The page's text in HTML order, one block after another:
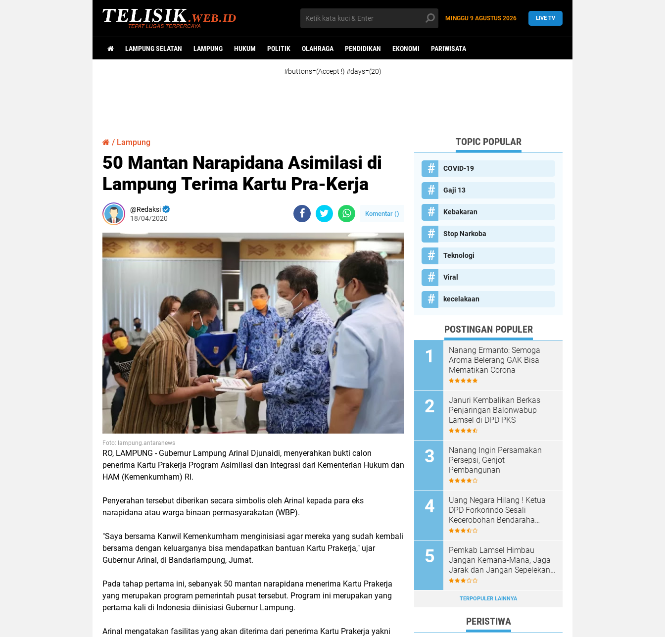
MINGGU 9 AGUSTUS 2026 LIVE TV
LAMPUNG SELATAN LAMPUNG HUKUM POLITIK OLAHRAGA PENDIDIKAN EKONOMI PARIWISATA
#buttons=(Accept !) #days=(20)
/ Lampung
50 Mantan Narapidana Asimilasi di
Lampung Terima Kartu Pra-Kerja
Redaksi
18/04/2020
Komentar ()
Foto: lampung.antaranews
RO, LAMPUNG - Gubernur Lampung Arinal Djunaidi, menyerahkan bukti calon
penerima Kartu Prakerja Program Asimilasi dan Integrasi dari Kementerian Hukum dan
HAM (Kemenkumham) RI.
Penyerahan tersebut diberikan secara simbolis oleh Arinal kepada para eks
narapidana atau warga binaan permasyarakatan (WBP).
"Saya bersama Kanwil Kemenkumham menginisiasi agar mereka yang sudah kembali
bersama dengan keluarganya bisa mendapatkan bantuan Kartu Prakerja," ujar
Gubernur Arinal, di Bandarlampung, Jumat.
Pada tahap pertama ini, sebanyak 50 mantan narapidana menerima Kartu Prakerja
yang merupakan program pemerintah pusat tersebut. Program ini merupakan yang
pertama kali di Indonesia diinisiasi Gubernur Lampung.
Arinal mengatakan fasilitas yang akan diterima dari penerima Kartu Prakerja yakni
TOPIC POPULAR
COVID-19
Gaji 13
Kebakaran
Stop Narkoba
Teknologi
Viral
kecelakaan
POSTINGAN POPULER
Nanang Ermanto: Semoga
Aroma Belerang GAK Bisa
Mematikan Corona
Januri Kembalikan Berkas
Penjaringan Balonwabup
Lamsel di DPD PKS
Nanang Ingin Persamakan
Persepsi, Genjot
Pembangunan
Uang Negara Hilang ! Ketua
DPD Forkorindo Sesali
Kecerobohan Bendaraha
Sekwan Tuba
Pemkab Lamsel Himbau
Jangan Kemana-Mana, Jaga
Jarak dan Jangan Sepelekan
Corona
TERPOPULER LAINNYA
PERISTIWA